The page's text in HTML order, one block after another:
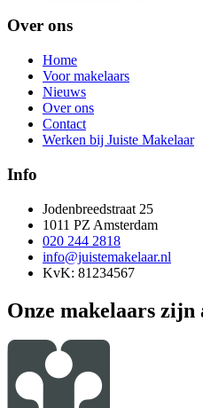
Over ons
Home
Voor makelaars
Nieuws
Over ons
Contact
Werken bij Juiste Makelaar
Info
Jodenbreedstraat 25
1011 PZ Amsterdam
020 244 2818
info@juistemakelaar.nl
KvK: 81234567
Onze makelaars zijn